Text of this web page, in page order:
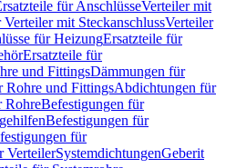
für AnschlüsseVerteiler mit
mit SteckanschlussVerteiler
für HeizungErsatzteile für
Ersatzteile für
und FittingsDämmungen für
Rohre und FittingsAbdichtungen für
RohreBefestigungen für
Befestigungen für
für
VerteilerSystemdichtungenGeberit